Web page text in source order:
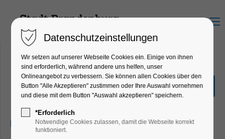
Menu
Mönchsführung
Führung, Highlight, Themenführung
25.09.2026, 20:00–21:30
Datenschutzeinstellungen
Wir setzen auf unserer Webseite Cookies ein. Einige von ihnen
sind erforderlich, während andere uns helfen, unser
Onlineangebot zu verbessern. Sie können allen Cookies über den
Button "Alle Akzeptieren" zustimmen oder Ihre Auswahl vornehmen
und diese mit dem Button "Auswahl akzeptieren" speichern.
*Erforderlich
Notwendige Cookies zulassen, damit die Webseite korrekt
funktioniert.